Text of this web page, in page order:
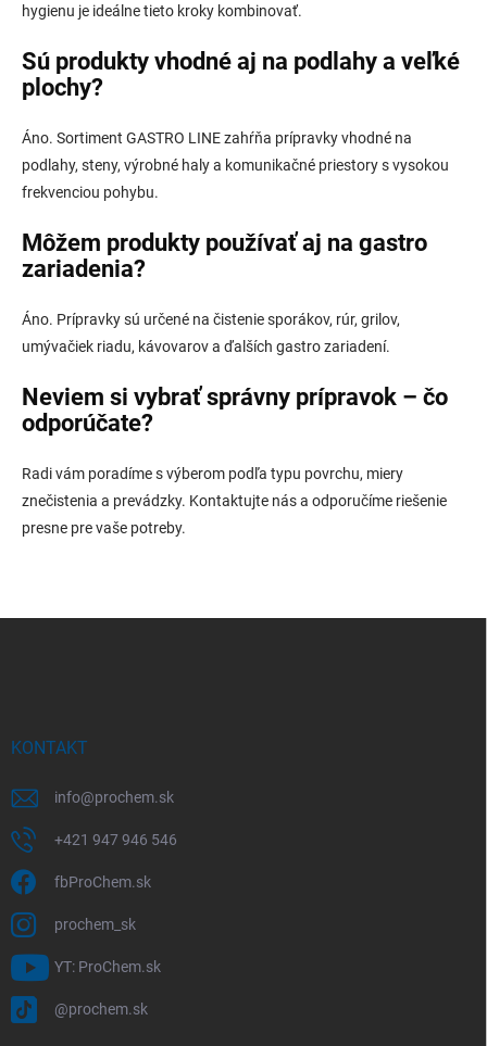
hygienu je ideálne tieto kroky kombinovať.
Sú produkty vhodné aj na podlahy a veľké
plochy?
Áno. Sortiment GASTRO LINE zahŕňa prípravky vhodné na
podlahy, steny, výrobné haly a komunikačné priestory s vysokou
frekvenciou pohybu.
Môžem produkty používať aj na gastro
zariadenia?
Áno. Prípravky sú určené na čistenie sporákov, rúr, grilov,
umývačiek riadu, kávovarov a ďalších gastro zariadení.
Neviem si vybrať správny prípravok – čo
odporúčate?
Radi vám poradíme s výberom podľa typu povrchu, miery
znečistenia a prevádzky. Kontaktujte nás a odporučíme riešenie
presne pre vaše potreby.
KONTAKT
info@prochem.sk
+421 947 946 546
fbProChem.sk
prochem_sk
YT: ProChem.sk
@prochem.sk